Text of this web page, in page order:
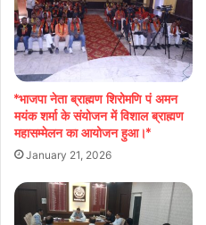
*भाजपा नेता ब्राह्मण शिरोमणि पं अमन
मयंक शर्मा के संयोजन में विशाल ब्राह्मण
महासम्मेलन का आयोजन हुआ।*
January 21, 2026